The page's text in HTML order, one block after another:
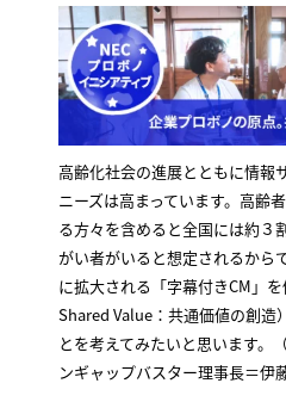
高齢化社会の進展とともに情報
ニーズは高まっています。高齢
る方々を含めると全国には約３
がい者がいると想定されるから
に拡大される「字幕付きCM」
Shared Value：共通価値の創造
とを考えてみたいと思います。
ンギャップバスター理事長＝伊